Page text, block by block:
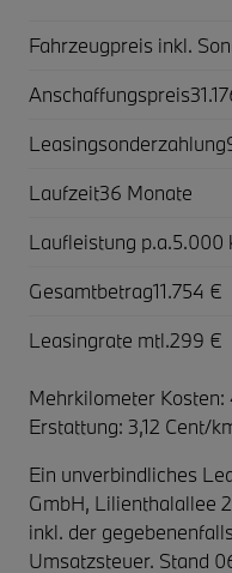
Fahrzeugpreis inkl.
Anschaffungspreis
Leasingsonderzahlung
Laufzeit36 Monate
Laufleistung p.a.5.000
Gesamtbetrag11.754 €
Leasingrate mtl.299 €
Mehrkilometer
Erstattung: 3,12 Cent/
Ein unverbindliches
GmbH, Lilienthalallee
inkl. der
Umsatzsteuer. Stand